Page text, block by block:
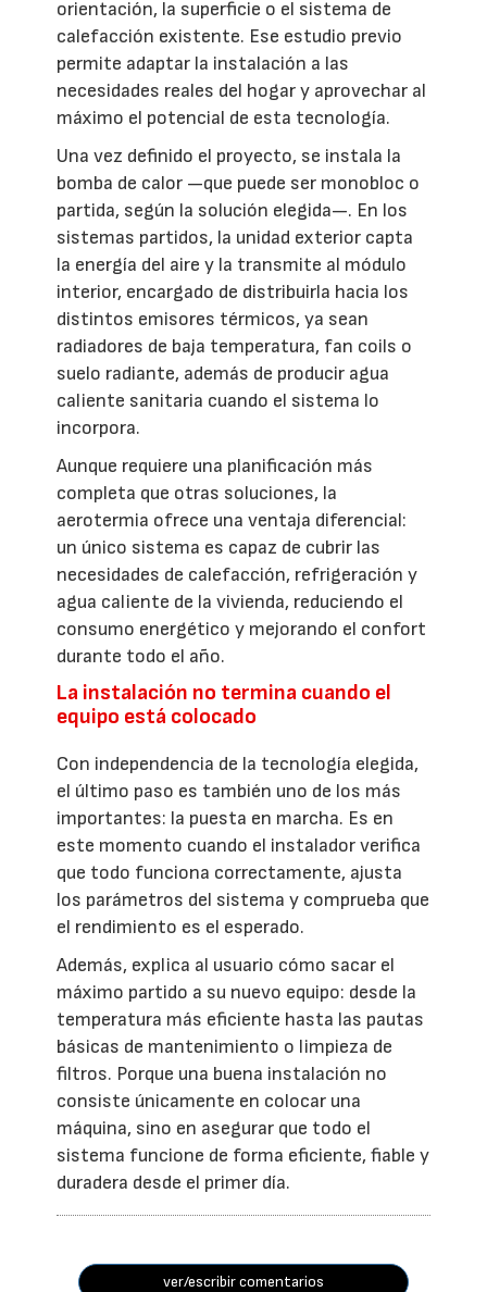
orientación, la superficie o el sistema de
calefacción existente. Ese estudio previo
permite adaptar la instalación a las
necesidades reales del hogar y aprovechar al
máximo el potencial de esta tecnología.
Una vez definido el proyecto, se instala la
bomba de calor —que puede ser monobloc o
partida, según la solución elegida—. En los
sistemas partidos, la unidad exterior capta
la energía del aire y la transmite al módulo
interior, encargado de distribuirla hacia los
distintos emisores térmicos, ya sean
radiadores de baja temperatura, fan coils o
suelo radiante, además de producir agua
caliente sanitaria cuando el sistema lo
incorpora.
Aunque requiere una planificación más
completa que otras soluciones, la
aerotermia ofrece una ventaja diferencial:
un único sistema es capaz de cubrir las
necesidades de calefacción, refrigeración y
agua caliente de la vivienda, reduciendo el
consumo energético y mejorando el confort
durante todo el año.
La instalación no termina cuando el
equipo está colocado
Con independencia de la tecnología elegida,
el último paso es también uno de los más
importantes: la puesta en marcha. Es en
este momento cuando el instalador verifica
que todo funciona correctamente, ajusta
los parámetros del sistema y comprueba que
el rendimiento es el esperado.
Además, explica al usuario cómo sacar el
máximo partido a su nuevo equipo: desde la
temperatura más eficiente hasta las pautas
básicas de mantenimiento o limpieza de
filtros. Porque una buena instalación no
consiste únicamente en colocar una
máquina, sino en asegurar que todo el
sistema funcione de forma eficiente, fiable y
duradera desde el primer día.
ver/escribir comentarios